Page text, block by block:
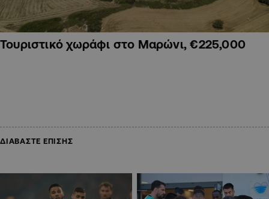
Τουριστικό χωράφι στο Μαρώνι, €225,000
ΔΙΑΒΑΣΤΕ ΕΠΙΣΗΣ